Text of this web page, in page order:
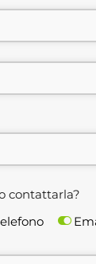
contattarla?